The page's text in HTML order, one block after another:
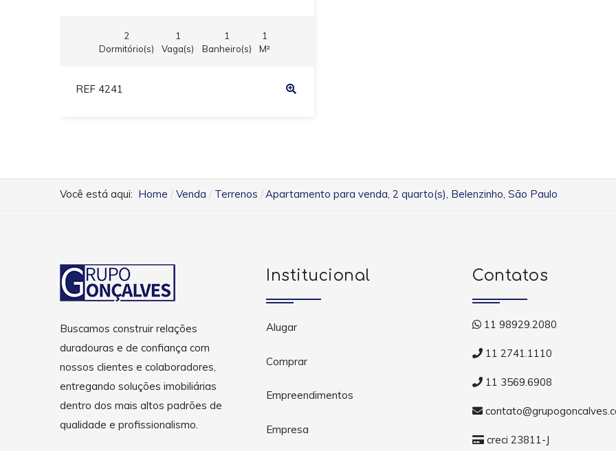
2
Dormitório(s)
1
Vaga(s)
1
Banheiro(s)
1
M²
REF 4241
Você está aqui: Home Venda Terrenos Apartamento para venda, 2 quarto(s), Belenzinho, São Paulo
Buscamos construir relações
duradouras e de confiança com
nossos clientes e colaboradores,
entregando soluções imobiliárias
dentro dos mais altos padrões de
qualidade e profissionalismo.
Institucional
Alugar
Comprar
Empreendimentos
Empresa
Contatos
11 98929.2080
11 2741.1110
11 3569.6908
creci 23811-J